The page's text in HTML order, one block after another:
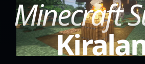
Minecraft
Destek Talebi
Ticket oluştur